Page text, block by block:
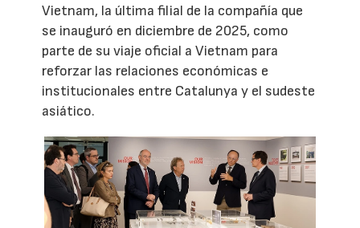
Vietnam, la última filial de la compañía que
se inauguró en diciembre de 2025, como
parte de su viaje oficial a Vietnam para
reforzar las relaciones económicas e
institucionales entre Catalunya y el sudeste
asiático.